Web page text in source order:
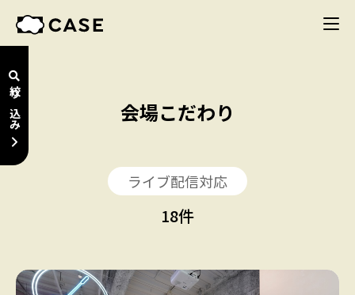
絞り込み 会場こだわり
ライブ配信対応
18件